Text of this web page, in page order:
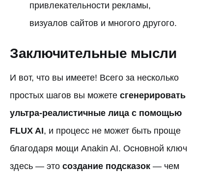
привлекательности рекламы,
визуалов сайтов и многого другого.
Заключительные мысли
И вот, что вы имеете! Всего за несколько
простых шагов вы можете сгенерировать
ультра-реалистичные лица с помощью
FLUX AI, и процесс не может быть проще
благодаря мощи Anakin AI. Основной ключ
здесь — это создание подсказок — чем